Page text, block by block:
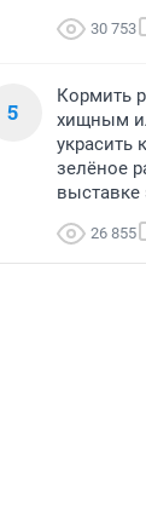
30 753
5
Кормить
хищным
украсить
зелёное
выставке
26 855